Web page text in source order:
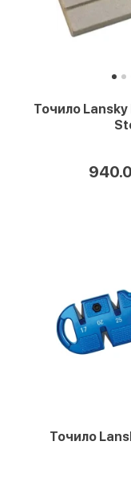
Точило
Точило